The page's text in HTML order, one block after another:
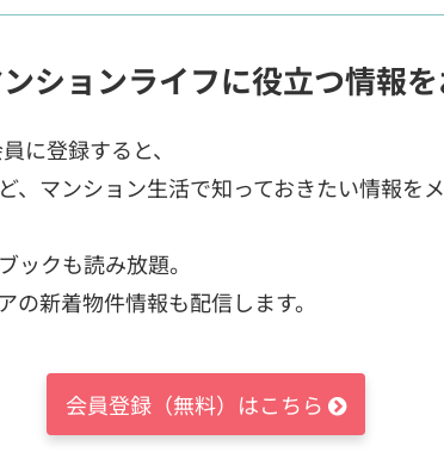
ションライフに役立つ情報
に登録すると、
、マンション生活で知っておきたい情報を
ックも読み放題。
の新着物件情報も配信します。
会員登録（無料）はこちら